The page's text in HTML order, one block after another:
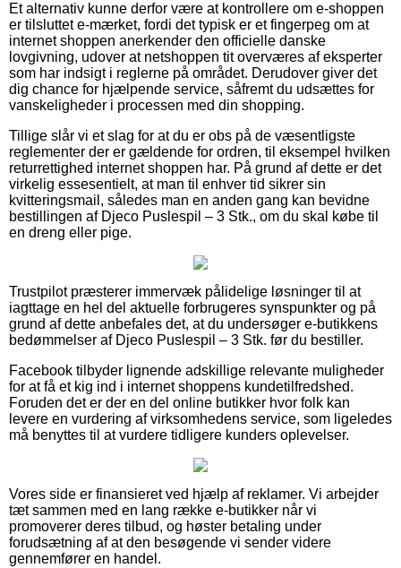
Et alternativ kunne derfor være at kontrollere om e-shoppen
er tilsluttet e-mærket, fordi det typisk er et fingerpeg om at
internet shoppen anerkender den officielle danske
lovgivning, udover at netshoppen tit overværes af eksperter
som har indsigt i reglerne på området. Derudover giver det
dig chance for hjælpende service, såfremt du udsættes for
vanskeligheder i processen med din shopping.
Tillige slår vi et slag for at du er obs på de væsentligste
reglementer der er gældende for ordren, til eksempel hvilken
returrettighed internet shoppen har. På grund af dette er det
virkelig essesentielt, at man til enhver tid sikrer sin
kvitteringsmail, således man en anden gang kan bevidne
bestillingen af Djeco Puslespil – 3 Stk., om du skal købe til
en dreng eller pige.
Trustpilot præsterer immervæk pålidelige løsninger til at
iagttage en hel del aktuelle forbrugeres synspunkter og på
grund af dette anbefales det, at du undersøger e-butikkens
bedømmelser af Djeco Puslespil – 3 Stk. før du bestiller.
Facebook tilbyder lignende adskillige relevante muligheder
for at få et kig ind i internet shoppens kundetilfredshed.
Foruden det er der en del online butikker hvor folk kan
levere en vurdering af virksomhedens service, som ligeledes
må benyttes til at vurdere tidligere kunders oplevelser.
Vores side er finansieret ved hjælp af reklamer. Vi arbejder
tæt sammen med en lang række e-butikker når vi
promoverer deres tilbud, og høster betaling under
forudsætning af at den besøgende vi sender videre
gennemfører en handel.